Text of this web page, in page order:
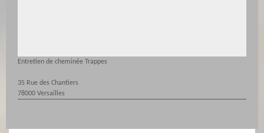
Entretien de cheminée Trappes
35 Rue des Chantiers
78000 Versailles